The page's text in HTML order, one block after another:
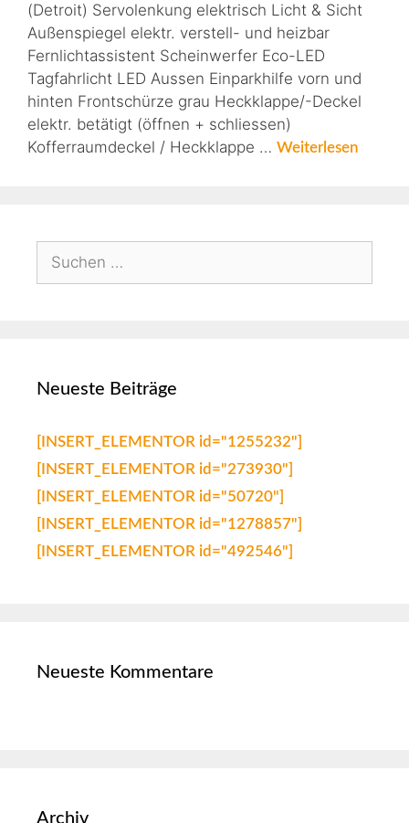
(Detroit) Servolenkung elektrisch Licht & Sicht
Außenspiegel elektr. verstell- und heizbar
Fernlichtassistent Scheinwerfer Eco-LED
Tagfahrlicht LED Aussen Einparkhilfe vorn und
hinten Frontschürze grau Heckklappe/-Deckel
elektr. betätigt (öffnen + schliessen)
Kofferraumdeckel / Heckklappe … Weiterlesen
Neueste Beiträge
[INSERT_ELEMENTOR id="1255232"]
[INSERT_ELEMENTOR id="273930"]
[INSERT_ELEMENTOR id="50720"]
[INSERT_ELEMENTOR id="1278857"]
[INSERT_ELEMENTOR id="492546"]
Neueste Kommentare
Archiv